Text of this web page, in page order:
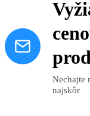
Nechajte
najskôr